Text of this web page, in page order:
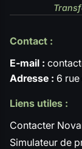
Contact :
E-mail :
Adresse : 6 rue
Liens utiles :
Contacter
Simulateur de